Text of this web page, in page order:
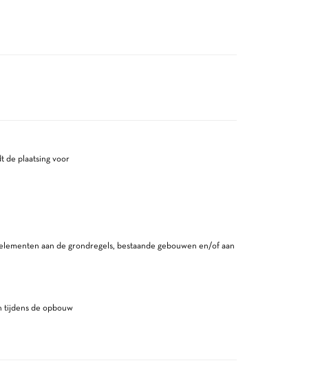
de plaatsing voor
aan de grondregels, bestaande gebouwen en/of aan
tijdens de opbouw